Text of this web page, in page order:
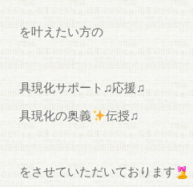
を叶えたい方の
具現化サポート♫応援♫
具現化の奥義 伝授♫
をさせていただいております